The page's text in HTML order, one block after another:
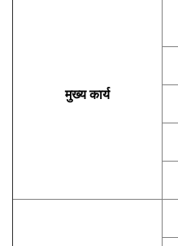
मुख्य कार्य